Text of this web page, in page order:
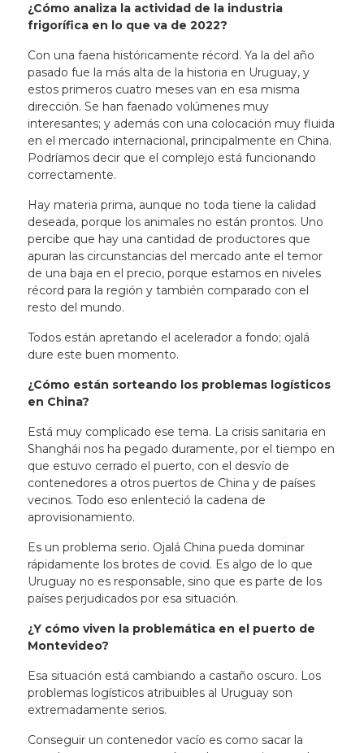
¿Cómo analiza la actividad de la industria
frigorífica en lo que va de 2022?
Con una faena históricamente récord. Ya la del año
pasado fue la más alta de la historia en Uruguay, y
estos primeros cuatro meses van en esa misma
dirección. Se han faenado volúmenes muy
interesantes; y además con una colocación muy fluida
en el mercado internacional, principalmente en China.
Podríamos decir que el complejo está funcionando
correctamente.
Hay materia prima, aunque no toda tiene la calidad
deseada, porque los animales no están prontos. Uno
percibe que hay una cantidad de productores que
apuran las circunstancias del mercado ante el temor
de una baja en el precio, porque estamos en niveles
récord para la región y también comparado con el
resto del mundo.
Todos están apretando el acelerador a fondo; ojalá
dure este buen momento.
¿Cómo están sorteando los problemas logísticos
en China?
Está muy complicado ese tema. La crisis sanitaria en
Shanghái nos ha pegado duramente, por el tiempo en
que estuvo cerrado el puerto, con el desvío de
contenedores a otros puertos de China y de países
vecinos. Todo eso enlenteció la cadena de
aprovisionamiento.
Es un problema serio. Ojalá China pueda dominar
rápidamente los brotes de covid. Es algo de lo que
Uruguay no es responsable, sino que es parte de los
países perjudicados por esa situación.
¿Y cómo viven la problemática en el puerto de
Montevideo?
Esa situación está cambiando a castaño oscuro. Los
problemas logísticos atribuibles al Uruguay son
extremadamente serios.
Conseguir un contenedor vacío es como sacar la